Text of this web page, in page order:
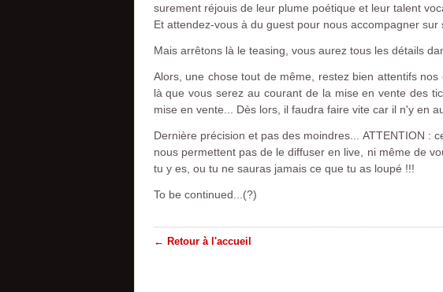
surement réjouis de leur plume poétique et leur talent
Et attendez-vous à du guest pour nous accompagner
Mais arrêtons là le teasing, vous aurez tous les détails
Alors, une chose tout de même, restez bien attentifs nos
là que vous serez au courant de la mise en vente des
mise en vente... Dès lors, il faudra faire vite car il n'y en
Dernière précision et pas des moindres... ATTENTION :
nous permettent pas de le diffuser en live, ni même de
tu y es, ou tu ne sauras jamais ce que tu as loupé !!!
To be continued...(?)
← Retour à l'accueil